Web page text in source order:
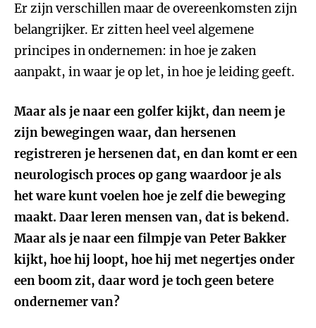
Er zijn verschillen maar de overeenkomsten zijn
belangrijker. Er zitten heel veel algemene
principes in ondernemen: in hoe je zaken
aanpakt, in waar je op let, in hoe je leiding geeft.
Maar als je naar een golfer kijkt, dan neem je
zijn bewegingen waar, dan hersenen
registreren je hersenen dat, en dan komt er een
neurologisch proces op gang waardoor je als
het ware kunt voelen hoe je zelf die beweging
maakt. Daar leren mensen van, dat is bekend.
Maar als je naar een filmpje van Peter Bakker
kijkt, hoe hij loopt, hoe hij met negertjes onder
een boom zit, daar word je toch geen betere
ondernemer van?